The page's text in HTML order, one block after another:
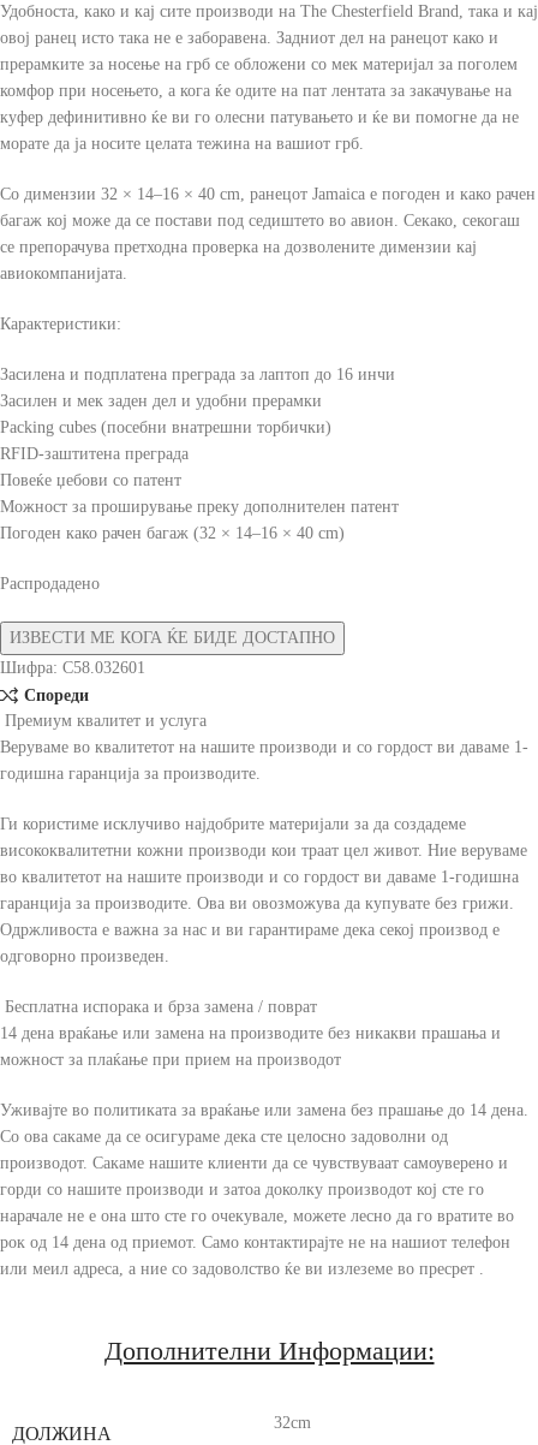
Удобноста, како и кај сите производи на The Chesterfield Brand, така и кај
овој ранец исто така не е заборавена. Задниот дел на ранецот како и
прерамките за носење на грб се обложени со мек материјал за поголем
комфор при носењето, а кога ќе одите на пат лентата за закачување на
куфер дефинитивно ќе ви го олесни патувањето и ќе ви помогне да не
морате да ја носите целата тежина на вашиот грб.
Со димензии 32 × 14–16 × 40 cm, ранецот Jamaica е погоден и како рачен
багаж кој може да се постави под седиштето во авион. Секако, секогаш
се препорачува претходна проверка на дозволените димензии кај
авиокомпанијата.
Карактеристики:
Засилена и подплатена преграда за лаптоп до 16 инчи
Засилен и мек заден дел и удобни прерамки
Packing cubes (посебни внатрешни торбички)
RFID-заштитена преграда
Повеќе џебови со патент
Можност за проширување преку дополнителен патент
Погоден како рачен багаж (32 × 14–16 × 40 cm)
Распродадено
Шифра: C58.032601
Спореди
Премиум квалитет и услуга
Веруваме во квалитетот на нашите производи и со гордост ви даваме 1-
годишна гаранција за производите.
Ги користиме исклучиво најдобрите материјали за да создадеме
висококвалитетни кожни производи кои траат цел живот. Ние веруваме
во квалитетот на нашите производи и со гордост ви даваме 1-годишна
гаранција за производите. Ова ви овозможува да купувате без грижи.
Одржливоста е важна за нас и ви гарантираме дека секој производ е
одговорно произведен.
Бесплатна испорака и брза замена / поврат
14 дена враќање или замена на производите без никакви прашања и
можност за плаќање при прием на производот
Уживајте во политиката за враќање или замена без прашање до 14 дена.
Со ова сакаме да се осигураме дека сте целосно задоволни од
производот. Сакаме нашите клиенти да се чувствуваат самоуверено и
горди со нашите производи и затоа доколку производот кој сте го
нарачале не е она што сте го очекувале, можете лесно да го вратите во
рок од 14 дена од приемот. Само контактирајте не на нашиот телефон
или меил адреса, а ние со задоволство ќе ви излеземе во пресрет .
Дополнителни Информации:
ДОЛЖИНА
32cm